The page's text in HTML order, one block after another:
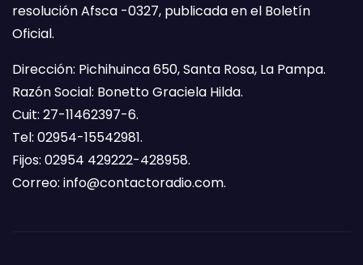
resolución Afsca -0327, publicada en el Boletín
Oficial.
Dirección: Pichihuinca 650, Santa Rosa, La Pampa.
Razón Social: Bonetto Graciela Hilda.
Cuit: 27-11462397-6.
Tel: 02954-15542981.
Fijos: 02954 429222-428958.
Correo: info@contactoradio.com.